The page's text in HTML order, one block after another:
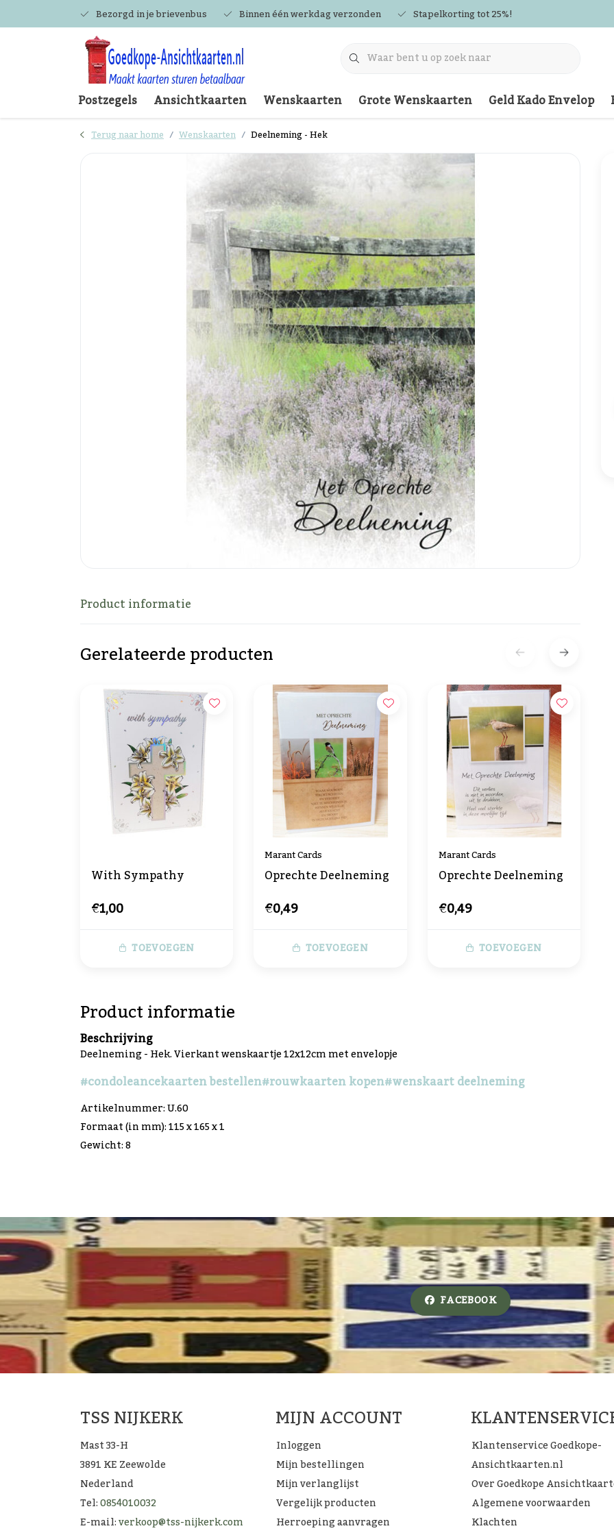
Bezorgd in je brievenbus Binnen één werkdag verzonden Stapelkorting tot 25%!
Postzegels Ansichtkaarten Wenskaarten Grote Wenskaarten Geld Kado Envelop
Terug naar home Wenskaarten Deelneming - Hek
Product informatie
Gerelateerde producten
With Sympathy
€1,00
TOEVOEGEN
Marant Cards
Oprechte Deelneming
€0,49
TOEVOEGEN
Marant Cards
Oprechte Deelneming
€0,49
TOEVOEGEN
Product informatie
Beschrijving
Deelneming - Hek. Vierkant wenskaartje 12x12cm met envelopje
#condoleancekaarten bestellen#rouwkaarten kopen#wenskaart deelneming
Artikelnummer: U.60
Formaat (in mm): 115 x 165 x 1
Gewicht: 8
FACEBOOK
TSS NIJKERK
Mast 33-H
3891 KE Zeewolde
Nederland
Tel:0854010032
E-mail:verkoop@tss-nijkerk.com
MIJN ACCOUNT
Inloggen
Mijn bestellingen
Mijn verlanglijst
Vergelijk producten
Herroeping aanvragen
Klantenservice Goedkope-
Ansichtkaarten.nl
Over Goedkope
Algemene voorwaarden
Klachten